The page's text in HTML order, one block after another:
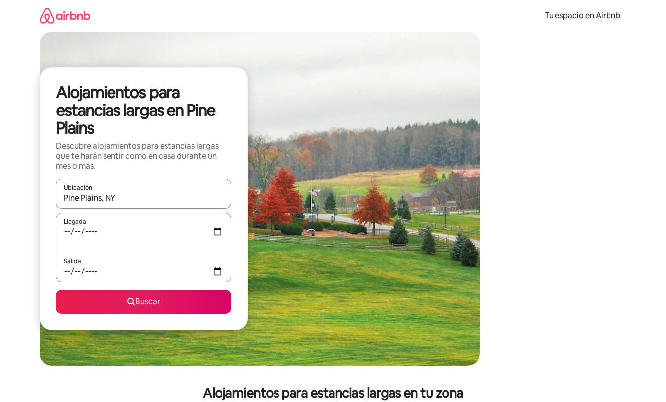
Tu espacio en Airbnb
Alojamientos para
estancias largas en Pine
Plains
Descubre alojamientos para estancias largas
que te harán sentir como en casa durante un
mes o más.
Ubicación
Cuando los resultados estén disponibles, podrás navegar usando las teclas de las flechas hacia arriba y hacia abajo, o bien tocando y deslizando la pantalla.
Llegada
Salida
Buscar
Alojamientos para estancias largas en tu zona